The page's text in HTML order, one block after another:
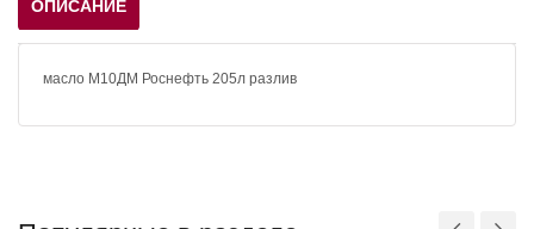
ОПИСАНИЕ
масло М10ДМ Роснефть 205л разлив